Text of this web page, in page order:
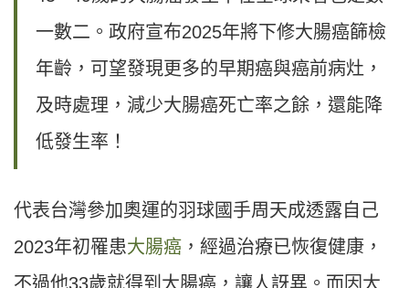
一數二。政府宣布2025年將下修大腸癌篩檢
年齡，可望發現更多的早期癌與癌前病灶，
及時處理，減少大腸癌死亡率之餘，還能降
低發生率！
代表台灣參加奧運的羽球國手周天成透露自己
2023年初罹患大腸癌 ，經過治療已恢復健康，
不過他33歲就得到大腸癌，讓人訝異。而因大